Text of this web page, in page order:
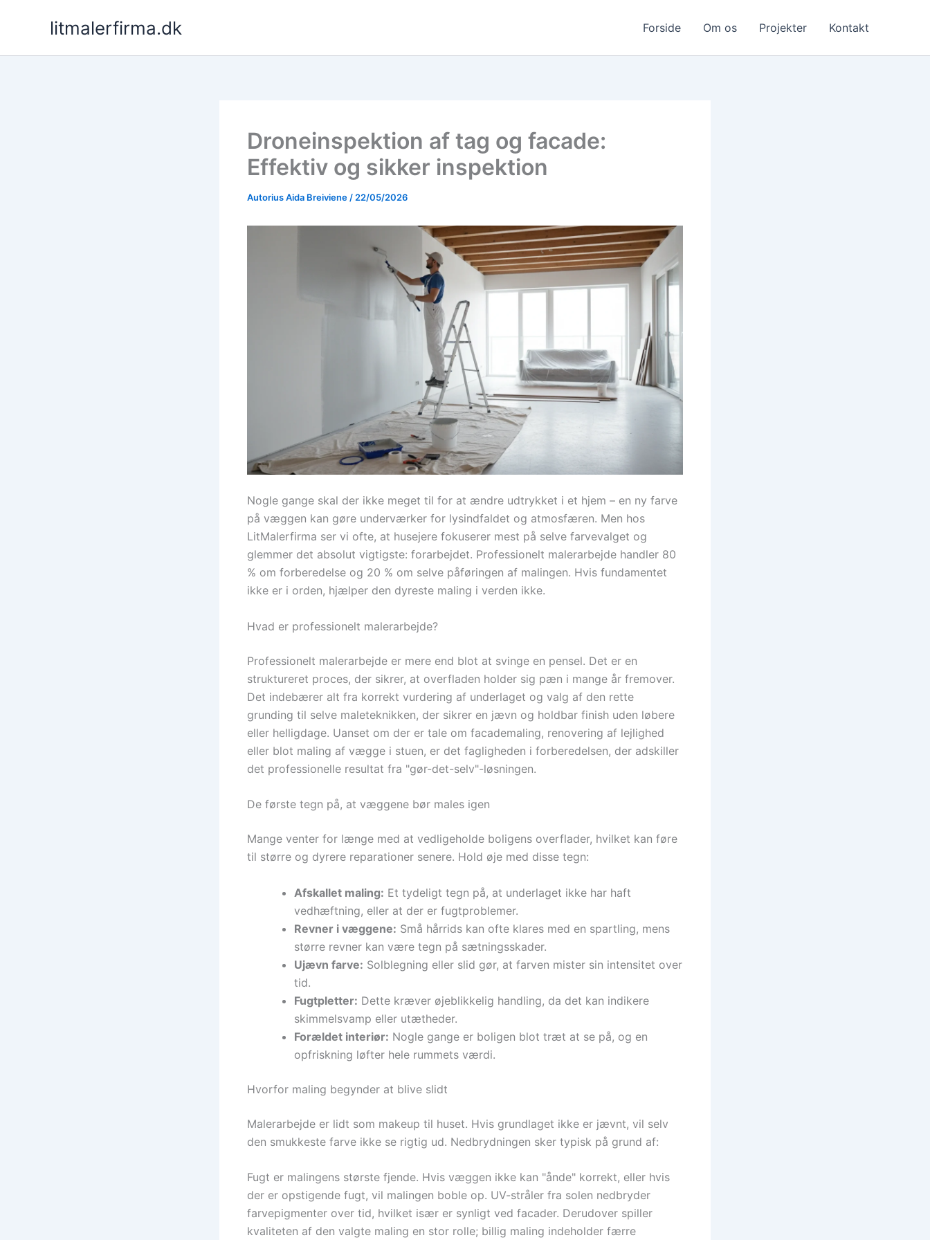
litmalerfirma.dk Forside Om os Projekter Kontakt
Droneinspektion af tag og facade:
Effektiv og sikker inspektion
AutoriusAida Breiviene / 22/05/2026
Nogle gange skal der ikke meget til for at ændre udtrykket i et hjem – en ny farve
på væggen kan gøre underværker for lysindfaldet og atmosfæren. Men hos
LitMalerfirma ser vi ofte, at husejere fokuserer mest på selve farvevalget og
glemmer det absolut vigtigste: forarbejdet. Professionelt malerarbejde handler 80
% om forberedelse og 20 % om selve påføringen af malingen. Hvis fundamentet
ikke er i orden, hjælper den dyreste maling i verden ikke.
Hvad er professionelt malerarbejde?
Professionelt malerarbejde er mere end blot at svinge en pensel. Det er en
struktureret proces, der sikrer, at overfladen holder sig pæn i mange år fremover.
Det indebærer alt fra korrekt vurdering af underlaget og valg af den rette
grunding til selve maleteknikken, der sikrer en jævn og holdbar finish uden løbere
eller helligdage. Uanset om der er tale om facademaling, renovering af lejlighed
eller blot maling af vægge i stuen, er det fagligheden i forberedelsen, der adskiller
det professionelle resultat fra "gør-det-selv"-løsningen.
De første tegn på, at væggene bør males igen
Mange venter for længe med at vedligeholde boligens overflader, hvilket kan føre
til større og dyrere reparationer senere. Hold øje med disse tegn:
Afskallet maling: Et tydeligt tegn på, at underlaget ikke har haft
vedhæftning, eller at der er fugtproblemer.
Revner i væggene: Små hårrids kan ofte klares med en spartling, mens
større revner kan være tegn på sætningsskader.
Ujævn farve: Solblegning eller slid gør, at farven mister sin intensitet over
tid.
Fugtpletter: Dette kræver øjeblikkelig handling, da det kan indikere
skimmelsvamp eller utætheder.
Forældet interiør: Nogle gange er boligen blot træt at se på, og en
opfriskning løfter hele rummets værdi.
Hvorfor maling begynder at blive slidt
Malerarbejde er lidt som makeup til huset. Hvis grundlaget ikke er jævnt, vil selv
den smukkeste farve ikke se rigtig ud. Nedbrydningen sker typisk på grund af:
Fugt er malingens største fjende. Hvis væggen ikke kan "ånde" korrekt, eller hvis
der er opstigende fugt, vil malingen boble op. UV-stråler fra solen nedbryder
farvepigmenter over tid, hvilket især er synligt ved facader. Derudover spiller
kvaliteten af den valgte maling en stor rolle; billig maling indeholder færre